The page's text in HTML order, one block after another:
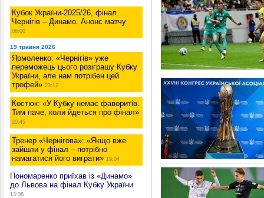
Кубок України-2025/26, фінал.
Чернігів – Динамо. Анонс матчу
08:00
19 травня 2026
Ярмоленко: «Чернігів» уже
переможець цього розіграшу Кубку
України, але нам потрібен цей
трофей» 23:12
Костюк: «У Кубку немає фаворитів.
Тим паче, коли йдеться про фінал»
20:45
Тренер «Чернігова»: «Якщо вже
зайшли у фінал – потрібно
намагатися його виграти» 19:04
Пономаренко приїхав із «Динамо»
до Львова на фінал Кубку України
13:08